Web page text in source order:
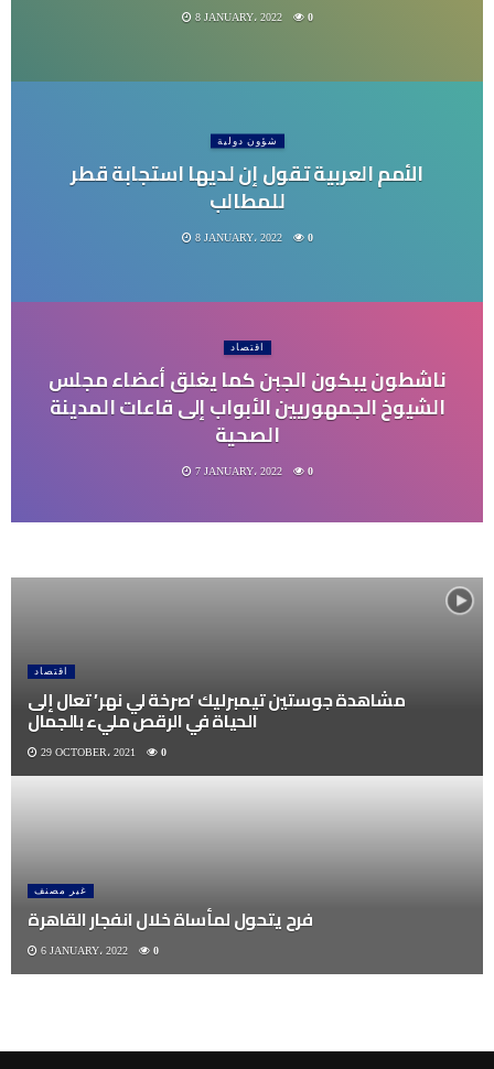
8 JANUARY، 2022 0
شؤون دولية
الأمم العربية تقول إن لديها استجابة قطر
للمطالب
8 JANUARY، 2022 0
اقتصاد
ناشطون يبكون الجبن كما يغلق أعضاء مجلس
الشيوخ الجمهوريين الأبواب إلى قاعات المدينة
الصحية
7 JANUARY، 2022 0
اقتصاد
مشاهدة جوستين تيمبرليك ‘صرخة لي نهر’ تعال إلى
الحياة في الرقص مليء بالجمال
29 OCTOBER، 2021 0
غير مصنف
فرح يتحول لمأساة خلال انفجار القاهرة
6 JANUARY، 2022 0